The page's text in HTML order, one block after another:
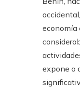
economía
expone a